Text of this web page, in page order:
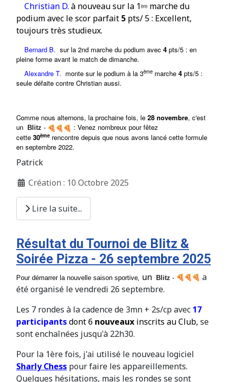
Christian D. à nouveau sur la 1ère marche du
podium avec le scor parfait 5 pts/ 5 : Excellent,
toujours très studieux.
Bernard B. sur la 2nd marche du podium avec 4 pts/5 : en
pleine forme avant le match de dimanche.
Alexandre T. monte sur le podium à la 3ème marche 4 pts/5 :
seule défaite contre Christian aussi.
Comme nous alternons, la prochaine fois, le 28 novembre, c'est
un
Blitz - : Venez nombreux pour fêtez
cette 30ème rencontre depuis que nous avons lancé cette formule
en septembre 2022.
Patrick
Création : 10 Octobre 2025
Lire la suite...
Résultat du Tournoi de Blitz &
Soirée Pizza - 26 septembre 2025
Pour démarrer la nouvelle saison sportive un Blitz -
a
été organisé le vendredi 26 septembre.
Les 7 rondes à la cadence de 3mn + 2s/cp avec 17
participantsdont 6 nouveaux inscrits au Club, se
sont enchaînées jusqu'à 22h30.
Pour la 1ère fois, j'ai utilisé le nouveau logiciel
Sharly Chess pour faire les appareillements.
Quelques hésitations, mais les rondes se sont